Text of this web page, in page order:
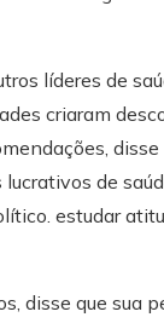
líderes de
criaram
de
estudar
disse que sua